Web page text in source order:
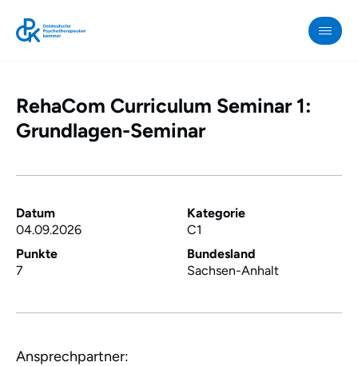
OPK
Grundlagen-
Seminar
RehaCom Curriculum Seminar 1:
Grundlagen-Seminar
Datum
04.09.2026
Kategorie
C1
Punkte
7
Bundesland
Sachsen-Anhalt
Ansprechpartner: